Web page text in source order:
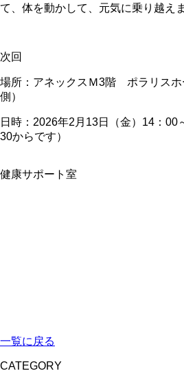
て、体を動かして、元気に乗り越え
次回
場所：アネックスＭ3階 ポラリス
側）
日時： 2026年2 月 13日（金） 14 ： 00
30からです）
健康サポート室
一覧に戻る
CATEGORY